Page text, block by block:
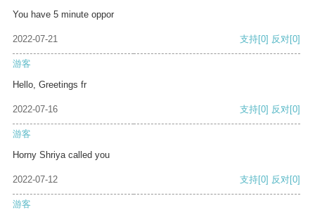
You have 5 minute oppor
2022-07-21 支持[0] 反对[0]
游客
Hello, Greetings fr
2022-07-16 支持[0] 反对[0]
游客
Horny Shriya called you
2022-07-12 支持[0] 反对[0]
游客